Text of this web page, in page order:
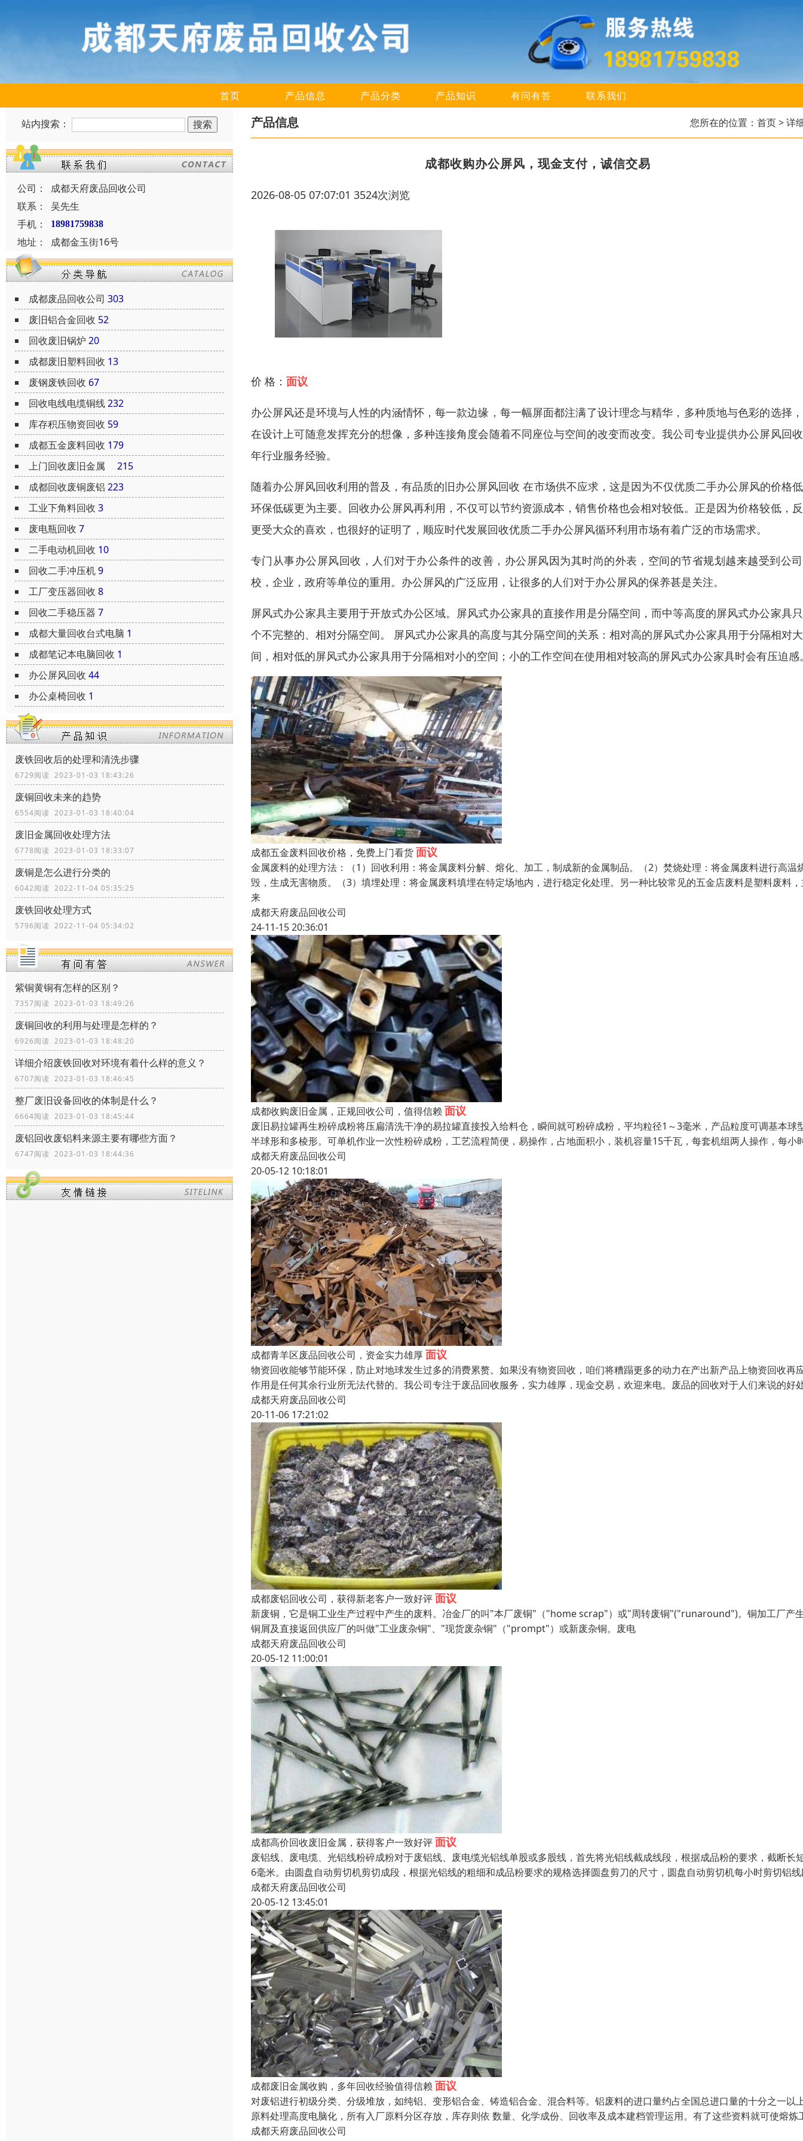
首页 产品信息 产品分类 产品知识 有问有答 联系我们
站内搜索：
公司：
成都天府废品回收公司
联系：
吴先生
手机：
18981759838
地址： 成都金玉街16号
成都废品回收公司 303
废旧铝合金回收 52
回收废旧锅炉 20
成都废旧塑料回收 13
废钢废铁回收 67
回收电线电缆铜线232
库存积压物资回收 59
成都五金废料回收 179
上门回收废旧金属
215
成都回收废铜废铝 223
工业下角料回收 3
废电瓶回收 7
二手电动机回收 10
回收二手冲压机9
工厂变压器回收 8
回收二手稳压器 7
成都大量回收台式电脑 1
成都笔记本电脑回收 1
办公屏风回收 44
办公桌椅回收 1
废铁回收后的处理和清洗步骤
6729阅读 2023-01-03 18:43:26
废铜回收未来的趋势
6554阅读 2023-01-03 18:40:04
废旧金属回收处理方法
6778阅读 2023-01-03 18:33:07
废铜是怎么进行分类的
6042阅读 2022-11-04 05:35:25
废铁回收处理方式
5796阅读 2022-11-04 05:34:02
紫铜黄铜有怎样的区别？
7357阅读 2023-01-03 18:49:26
废铜回收的利用与处理是怎样的？
6926阅读 2023-01-03 18:48:20
详细介绍废铁回收对环境有着什么样的意义？
6707阅读 2023-01-03 18:46:45
整厂废旧设备回收的体制是什么？
6664阅读 2023-01-03 18:45:44
废铝回收废铝料来源主要有哪些方面？
6747阅读 2023-01-03 18:44:36
产品信息 您所在的位置： 首页> 详
成都收购办公屏风，现金支付，诚信交易
2026-08-05 07:07:01 3524次浏览
价 格： 面议
办公屏风还是环境与人性的内涵情怀，每一款边缘，每一幅屏面都注满了设计理念与精华，多种质地与色彩的选择
在设计上可随意发挥充分的想像，多种连接角度会随着不同座位与空间的改变而改变。我公司专业提供办公屏风回
年行业服务经验。
随着办公屏风回收利用的普及，有品质的旧办公屏风回收 在市场供不应求，这是因为不仅优质二手办公屏风的价格
环保低碳更为主要。回收办公屏风再利用，不仅可以节约资源成本，销售价格也会相对较低。正是因为价格较低，
更受大众的喜欢，也很好的证明了，顺应时代发展回收优质二手办公屏风循环利用市场有着广泛的市场需求。
专门从事办公屏风回收，人们对于办公条件的改善，办公屏风因为其时尚的外表，空间的节省规划越来越受到公
校，企业，政府等单位的重用。办公屏风的广泛应用，让很多的人们对于办公屏风的保养甚是关注。
屏风式办公家具主要用于开放式办公区域。屏风式办公家具的直接作用是分隔空间，而中等高度的屏风式办公家具
个不完整的、相对分隔空间。 屏风式办公家具的高度与其分隔空间的关系：相对高的屏风式办公家具用于分隔相对
间，相对低的屏风式办公家具用于分隔相对小的空间；小的工作空间在使用相对较高的屏风式办公家具时会有压迫感
成都五金废料回收价格，免费上门看货面议
金属废料的处理方法：（1）回收利用：将金属废料分解、熔化、加工，制成新的金属制品。（2）焚烧处理：将金属废料进行高温
毁，生成无害物质。（3）填埋处理：将金属废料填埋在特定场地内，进行稳定化处理。另一种比较常见的五金店废料是塑料废料
来
成都天府废品回收公司
24-11-15 20:36:01
成都收购废旧金属，正规回收公司，值得信赖 面议
废旧易拉罐再生粉碎成粉将压扁清洗干净的易拉罐直接投入给料仓，瞬间就可粉碎成粉，平均粒径1～3毫米，产品粒度可调基本球
半球形和多棱形。可单机作业一次性粉碎成粉，工艺流程简便，易操作，占地面积小，装机容量15千瓦，每套机组两人操作，每小
成都天府废品回收公司
20-05-12 10:18:01
成都青羊区废品回收公司，资金实力雄厚面议
物资回收能够节能环保，防止对地球发生过多的消费累赘。如果没有物资回收，咱们将糟蹋更多的动力在产出新产品上物资回收再
作用是任何其余行业所无法代替的。我公司专注于废品回收服务，实力雄厚，现金交易，欢迎来电。废品的回收对于人们来说的好
成都天府废品回收公司
20-11-06 17:21:02
成都废铝回收公司，获得新老客户一致好评面议
新废铜，它是铜工业生产过程中产生的废料。冶金厂的叫"本厂废铜"（"home scrap"）或"周转废铜"("runaround")。铜加工厂产
铜屑及直接返回供应厂的叫做"工业废杂铜"、"现货废杂铜"（"prompt"）或新废杂铜。废电
成都天府废品回收公司
20-05-12 11:00:01
成都高价回收废旧金属，获得客户一致好评面议
废铝线、废电缆、光铝线粉碎成粉对于废铝线、废电缆光铝线单股或多股线，首先将光铝线截成线段，根据成品粉的要求，截断长
6毫米。由圆盘自动剪切机剪切成段，根据光铝线的粗细和成品粉要求的规格选择圆盘剪刀的尺寸，圆盘自动剪切机每小时剪切铝
成都天府废品回收公司
20-05-12 13:45:01
成都废旧金属收购，多年回收经验值得信赖 面议
对废铝进行初级分类、分级堆放，如纯铝、变形铝合金、铸造铝合金、混合料等。铝废料的进口量约占全国总进口量的十分之一以
原料处理高度电脑化，所有入厂原料分区存放，库存则依 数量、化学成份、回收率及成本建档管理运用。有了这些资料就可使熔炼
成都天府废品回收公司